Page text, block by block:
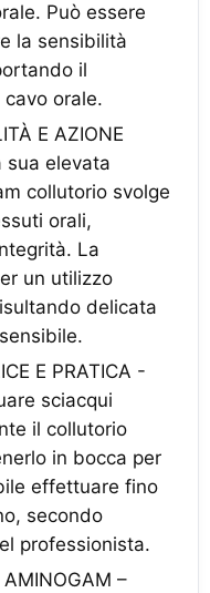
Può essere
la sensibilità
il
orale.
E AZIONE
sua elevata
collutorio svolge
orali,
La
un utilizzo
delicata
E PRATICA -
sciacqui
il collutorio
in bocca per
effettuare fino
secondo
professionista.
AMINOGAM –